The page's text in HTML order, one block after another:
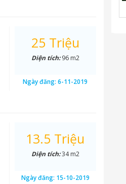
25 Triệu
Diện tích:96 m2
Ngày đăng:6-11-2019
13.5 Triệu
Diện tích:34 m2
Ngày đăng: 15-10-2019